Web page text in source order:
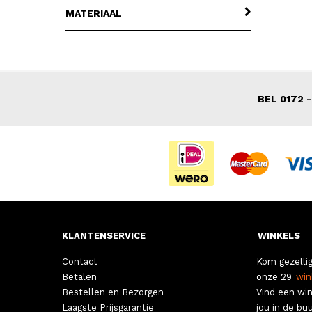
MATERIAAL
BEL 0172
KLANTENSERVICE
Contact
Betalen
Bestellen en Bezorgen
Laagste Prijsgarantie
WINKELS
Kom
onze 29
Vind een
jou in de